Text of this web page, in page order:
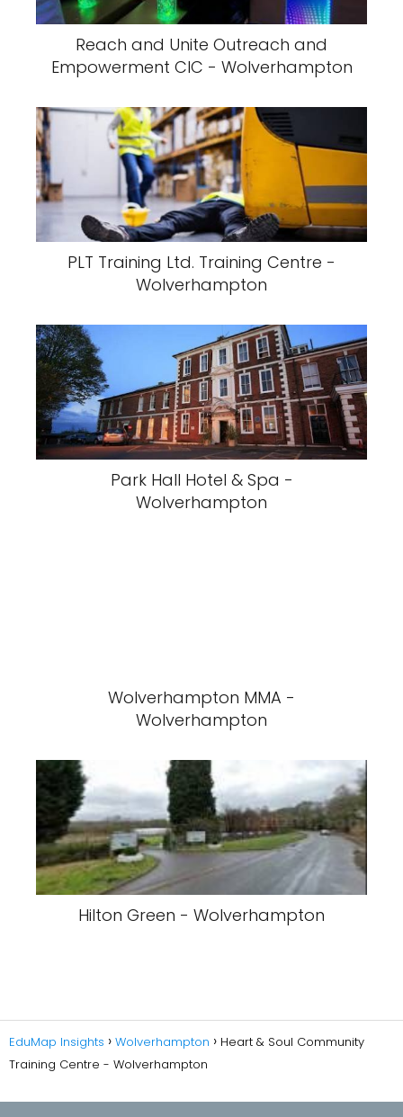
Reach and Unite Outreach and
Empowerment CIC - Wolverhampton
PLT Training Ltd. Training Centre -
Wolverhampton
Park Hall Hotel & Spa -
Wolverhampton
Wolverhampton MMA -
Wolverhampton
Hilton Green - Wolverhampton
EduMap Insights Wolverhampton
Heart & Soul Community
Training Centre - Wolverhampton